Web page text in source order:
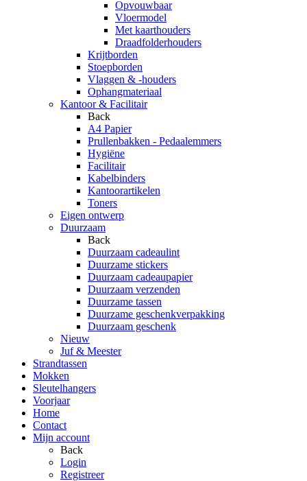
Opvouwbaar
Vloermodel
Met kaarthouders
Draadfolderhouders
Krijtborden
Stoepborden
Vlaggen & -houders
Ophangmateriaal
Kantoor & Facilitair
Back
A4 Papier
Prullenbakken - Pedaalemmers
Hygiëne
Facilitair
Kabelbinders
Kantoorartikelen
Toners
Eigen ontwerp
Duurzaam
Back
Duurzaam cadeaulint
Duurzame stickers
Duurzaam cadeaupapier
Duurzaam verzenden
Duurzame tassen
Duurzame geschenkverpakking
Duurzaam geschenk
Nieuw
Juf & Meester
Strandtassen
Mokken
Sleutelhangers
Voorjaar
Home
Contact
Mijn account
Back
Login
Registreer